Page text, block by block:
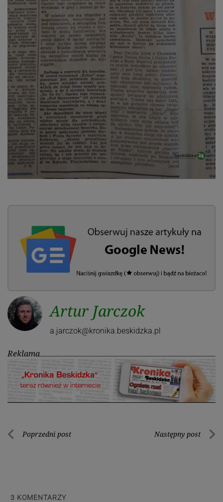
Artur Jarczok
a.jarczok@kronika.beskidzka.pl
Reklama
Nawigacja
Poprzedni post Następny post
3 KOMENTARZY